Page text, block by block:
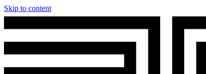
Skip to content